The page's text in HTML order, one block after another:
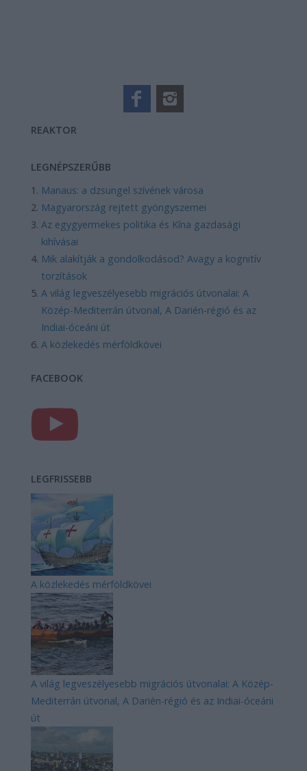
REAKTOR
LEGNÉPSZERŰBB
Manaus: a dzsungel szívének városa
Magyarország rejtett gyöngyszemei
Az egygyermekes politika és Kína gazdasági
kihívásai
Mik alakítják a gondolkodásod? Avagy a kognitív
torzítások
A világ legveszélyesebb migrációs útvonalai: A
Közép-Mediterrán útvonal, A Darién-régió és az
Indiai-óceáni út
A közlekedés mérföldkövei
FACEBOOK
LEGFRISSEBB
A közlekedés mérföldkövei
A világ legveszélyesebb migrációs útvonalai: A Közép-
Mediterrán útvonal, A Darién-régió és az Indiai-óceáni
út